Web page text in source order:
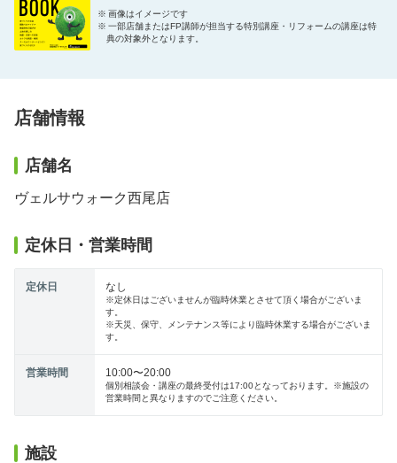
※ 画像はイメージです
※ 一部店舗またはFP講師が担当する特別講座・リフォームの講座は特
典の対象外となります。
店舗情報
店舗名
ヴェルサウォーク西尾店
定休日・営業時間
定休日 なし
※定休日はございませんが臨時休業とさせて頂く場合がございま
す。
※天災、保守、メンテナンス等により臨時休業する場合がございま
す。
営業時間 10:00〜20:00
個別相談会・講座の最終受付は17:00となっております。※施設の
営業時間と異なりますのでご注意ください。
施設